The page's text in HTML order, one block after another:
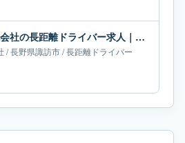
東京ピアノ運送株式会社の長距離ドライバー求人｜長野県諏訪市｜月給24万円
/長野県諏訪市/長距離ドライバー